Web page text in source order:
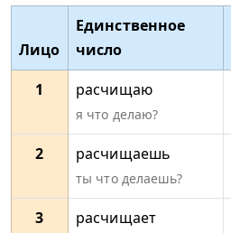
Лицо
Единственное
число
1
расчищаю
я что делаю?
2 расчищаешь
ты что делаешь?
3 расчищает